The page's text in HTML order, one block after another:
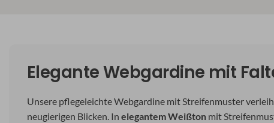
Elegante Webgardine mit
Unsere pflegeleichte Webgardine mit Streifenmuster
neugierigen Blicken. In elegantem Weißton mit